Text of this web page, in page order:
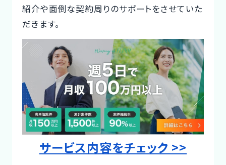
紹介や面倒な契約周りのサポートをさせていた
だきます。
サービス内容をチェック >>